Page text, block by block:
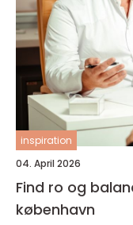
inspiration
04. April 2026
Find ro og
københavn